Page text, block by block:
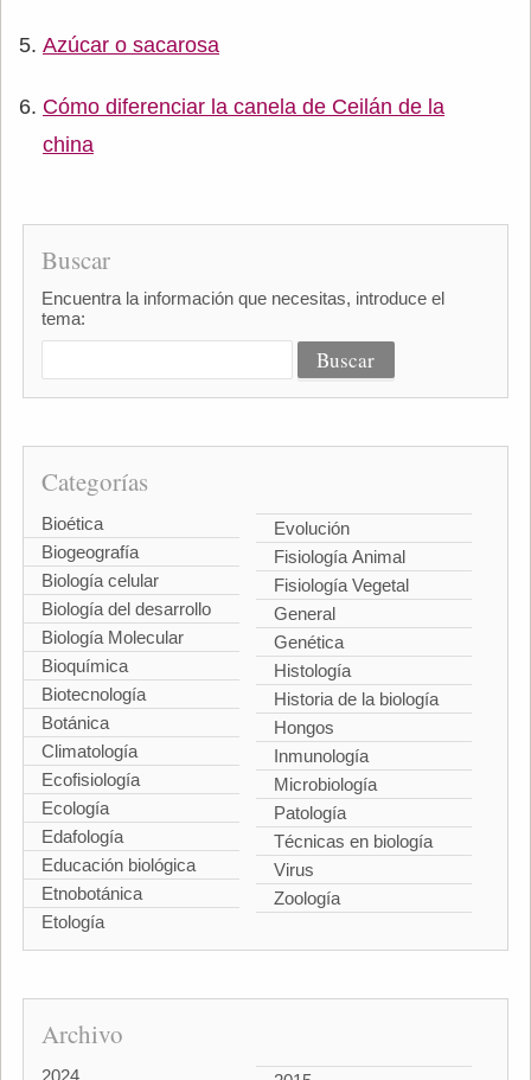
Azúcar o sacarosa
Cómo diferenciar la canela de Ceilán de la
china
Buscar
Encuentra la información que necesitas, introduce el
tema:
Categorías
Bioética
Biogeografía
Biología celular
Biología del desarrollo
Biología Molecular
Bioquímica
Biotecnología
Botánica
Climatología
Ecofisiología
Ecología
Edafología
Educación biológica
Etnobotánica
Etología
Evolución
Fisiología Animal
Fisiología Vegetal
General
Genética
Histología
Historia de la biología
Hongos
Inmunología
Microbiología
Patología
Técnicas en biología
Virus
Zoología
Archivo
2024